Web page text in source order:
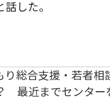
した。